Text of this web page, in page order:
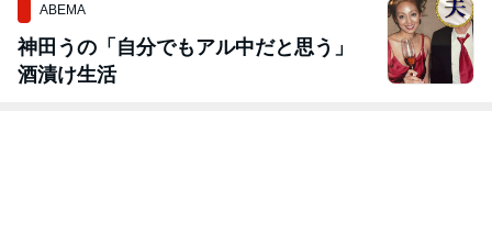
ABEMA
神田うの「自分でもアル中だと思う」
酒漬け生活